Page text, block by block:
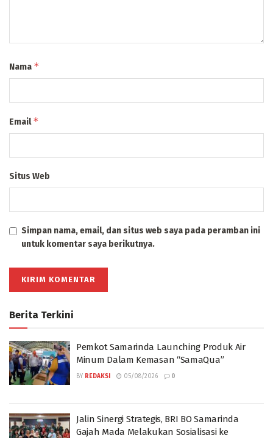
Nama *
Email*
Situs Web
Simpan nama, email, dan situs web saya pada peramban ini
untuk komentar saya berikutnya.
Berita Terkini
Pemkot Samarinda Launching Produk Air
Minum Dalam Kemasan “SamaQua”
BY REDAKSI 05/08/2026 0
Jalin Sinergi Strategis, BRI BO Samarinda
Gajah Mada Melakukan Sosialisasi ke